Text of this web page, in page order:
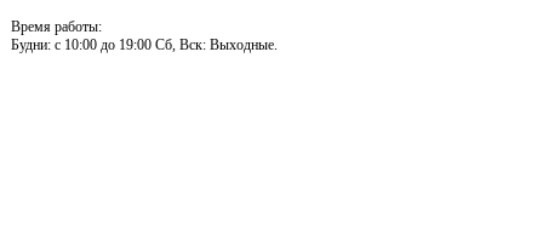
Время работы:
Будни: c 10:00 до 19:00 Сб, Вск: Выходные.